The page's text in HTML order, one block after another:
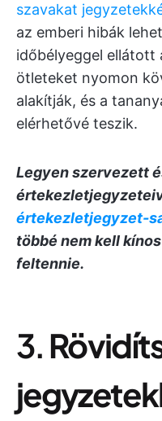
szavakat
az emberi hibák
időbélyeggel
ötleteket nyomon
alakítják, és a
elérhetővé teszik.
Legyen szervezett
értekezletjegyzet-
többé nem kell
feltennie.
3.